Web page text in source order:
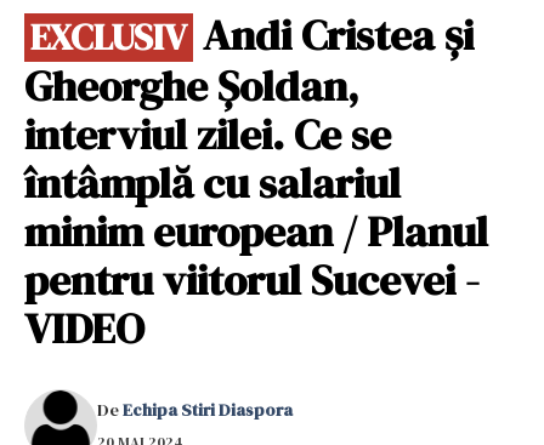
EXCLUSIV Andi Cristea și
Gheorghe Șoldan,
interviul zilei. Ce se
întâmplă cu salariul
minim european / Planul
pentru viitorul Sucevei -
VIDEO
DeEchipa Stiri Diaspora